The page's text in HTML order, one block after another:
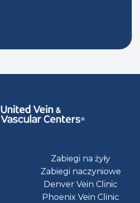
Zabiegi na żyły
Zabiegi naczyniowe
Denver Vein Clinic
Phoenix Vein Clinic